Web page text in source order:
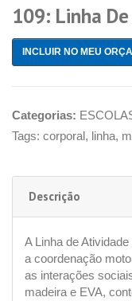
109: Linha
INCLUIR NO MEU
Categorias:
Tags: corporal, linha,
Descrição
A Linha de
a coordenação
as interações
madeira e EVA,